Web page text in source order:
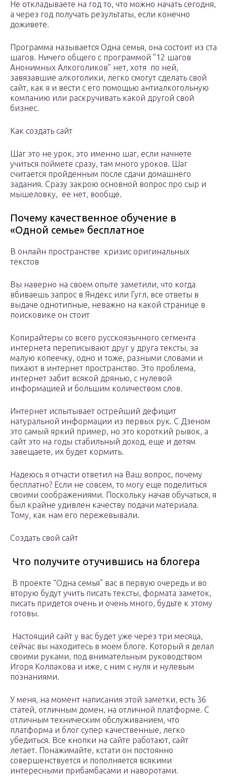
Не откладываете на год то, что можно начать сегодня,
а через год получать результаты, если конечно
доживете.
Программа называется Одна семья, она состоит из ста
шагов. Ничего общего с программой ”12 шагов
Анонимных Алкоголиков” нет, хотя по ней,
завязавшие алкоголики, легко смогут сделать свой
сайт, как я и вести с его помощью антиалкогольную
компанию или раскручивать какой другой свой
бизнес.
Как создать сайт
Шаг это не урок, это именно шаг, если начнете
учиться поймете сразу, там много уроков. Шаг
считается пройденным после сдачи домашнего
задания. Сразу закрою основной вопрос про сыр и
мышеловку, ее нет, вообще.
Почему качественное обучение в
«Одной семье» бесплатное
В онлайн пространстве кризис оригинальных
текстов
Вы наверно на своем опыте заметили, что когда
вбиваешь запрос в Яндекс или Гугл, все ответы в
выдаче однотипные, неважно на какой странице в
поисковике он стоит
Копирайтеры со всего русскоязычного сегмента
интернета переписывают друг у друга тексты, за
малую копеечку, одно и тоже, разными словами и
пихают в интернет пространство. Это проблема,
интернет забит всякой дрянью, с нулевой
информацией и большим количеством слов.
Интернет испытывает острейший дефицит
натуральной информации из первых рук. С Дзеном
это самый яркий пример, но это короткий рывок, а
сайт это на годы стабильный доход, еще и детям
завещаете, их будет кормить.
Надеюсь я отчасти ответил на Ваш вопрос, почему
бесплатно? Если не совсем, то могу еще поделиться
своими соображениями. Поскольку начав обучаться, я
был крайне удивлен качеству подачи материала.
Тому, как нам его пережевывали.
Создать свой сайт
Что получите отучившись на блогера
В проекте “Одна семья” вас в первую очередь и во
вторую будут учить писать тексты, формата заметок,
писать придется очень и очень много, будьте к этому
готовы.
Настоящий сайт у вас будет уже через три месяца,
сейчас вы находитесь в моем блоге. Который я делал
своими руками, под внимательным руководством
Игоря Колпакова и иже, с ним с нуля и нулевым
познаниями.
У меня, на момент написания этой заметки, есть 36
статей, отличным домен, на отличной платформе. С
отличным техническим обслуживанием, что
платформа и блог супер качественные, легко
убедиться. Все кнопки на сайте работают, сайт
летает. Понажимайте, кстати он постоянно
совершенствуется и пополняется всякими
интересными прибамбасами и наворотами.